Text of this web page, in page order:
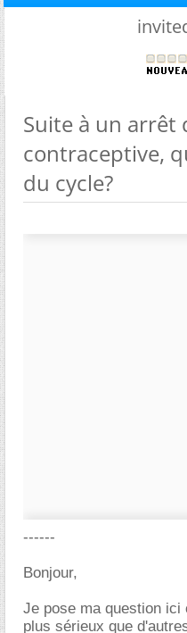
Suite à un arrêt
contraceptive,
du cycle?
------
Bonjour,
Je pose ma question
plus sérieux que